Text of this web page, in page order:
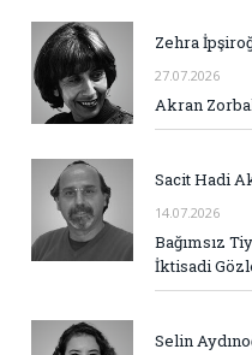
Zehra
27.07.2026
Akran
Sacit Hadi
14.07.2026
Bağımsız
İktisadi
Selin